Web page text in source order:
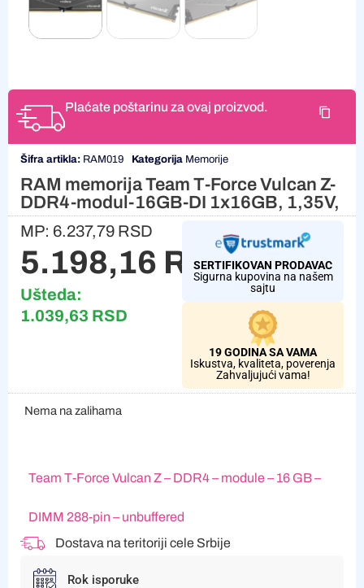
Plaćate poštarinu za ovaj proizvod.
Šifra artikla: RAM019 Kategorija Memorije
RAM memorija Team T-Force Vulcan Z-
DDR4-modul-16GB-DI 1x16GB, 1,35V,
MP: 6.237,79 RSD
5.198,16 RSD
Ušteda:
1.039,63 RSD
SERTIFIKOVAN PRODAVAC
Sigurna kupovina na našem
sajtu
19 GODINA SA VAMA
Iskustva, kvaliteta, poverenja
Zahvaljujući vama!
Nema na zalihama
Team T-Force Vulcan Z – DDR4 – module – 16 GB –
DIMM 288-pin – unbuffered
Dostava na teritoriji cele Srbije
Rok isporuke